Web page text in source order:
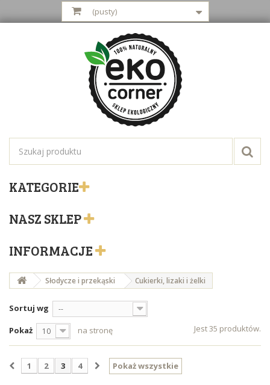
(pusty)
KATEGORIE
NASZ SKLEP
INFORMACJE
Słodycze i przekąski Cukierki, lizaki i żelki
Sortuj wg --
Pokaż 10 na stronę Jest 35 produktów.
Pokaż wszystkie
1 2 3 4